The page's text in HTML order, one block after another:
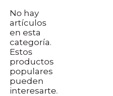
No hay
artículos
en esta
categoría.
Estos
productos
populares
pueden
interesarte.